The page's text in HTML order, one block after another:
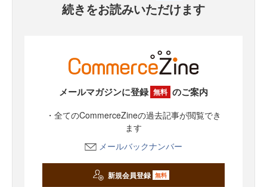
続きをお読みいただけます
メールマガジンに登録 無料 のご案内
・全てのCommerceZineの過去記事が閲覧でき
ます
メールバックナンバー
新規会員登録 無料